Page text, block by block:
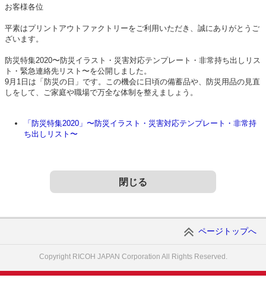
お客様各位
平素はプリントアウトファクトリーをご利用いただき、誠にありがとうご
ざいます。
防災特集2020〜防災イラスト・災害対応テンプレート・非常持ち出しリス
ト・緊急連絡先リスト〜を公開しました。
9月1日は「防災の日」です。この機会に日頃の備蓄品や、防災用品の見直
しをして、ご家庭や職場で万全な体制を整えましょう。
「防災特集2020」〜防災イラスト・災害対応テンプレート・非常持
ち出しリスト〜
閉じる
ページトップへ
Copyright RICOH JAPAN Corporation All Rights Reserved.